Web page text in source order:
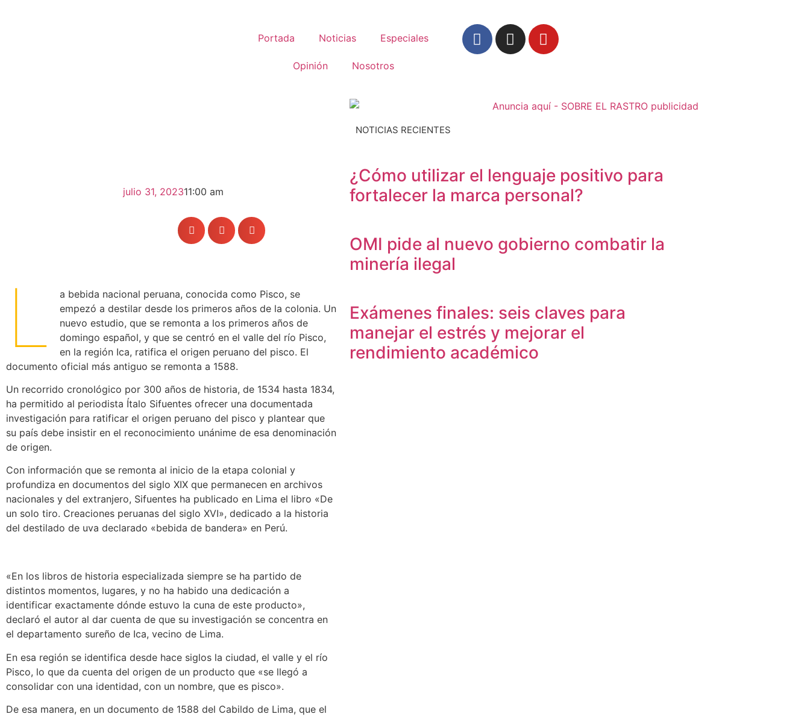
Portada Noticias Especiales
Opinión Nosotros
julio 31, 202311:00 am
L
a bebida nacional peruana, conocida como Pisco, se
empezó a destilar desde los primeros años de la colonia. Un
nuevo estudio, que se remonta a los primeros años de
domingo español, y que se centró en el valle del río Pisco,
en la región Ica, ratifica el origen peruano del pisco. El
documento oficial más antiguo se remonta a 1588.
Un recorrido cronológico por 300 años de historia, de 1534 hasta 1834,
ha permitido al periodista Ítalo Sifuentes ofrecer una documentada
investigación para ratificar el origen peruano del pisco y plantear que
su país debe insistir en el reconocimiento unánime de esa denominación
de origen.
Con información que se remonta al inicio de la etapa colonial y
profundiza en documentos del siglo XIX que permanecen en archivos
nacionales y del extranjero, Sifuentes ha publicado en Lima el libro «De
un solo tiro. Creaciones peruanas del siglo XVI», dedicado a la historia
del destilado de uva declarado «bebida de bandera» en Perú.
«En los libros de historia especializada siempre se ha partido de
distintos momentos, lugares, y no ha habido una dedicación a
identificar exactamente dónde estuvo la cuna de este producto»,
declaró el autor al dar cuenta de que su investigación se concentra en
el departamento sureño de Ica, vecino de Lima.
En esa región se identifica desde hace siglos la ciudad, el valle y el río
Pisco, lo que da cuenta del origen de un producto que «se llegó a
consolidar con una identidad, con un nombre, que es pisco».
De esa manera, en un documento de 1588 del Cabildo de Lima, que el
NOTICIAS RECIENTES
¿Cómo utilizar el lenguaje positivo para
fortalecer la marca personal?
OMI pide al nuevo gobierno combatir la
minería ilegal
Exámenes finales: seis claves para
manejar el estrés y mejorar el
rendimiento académico